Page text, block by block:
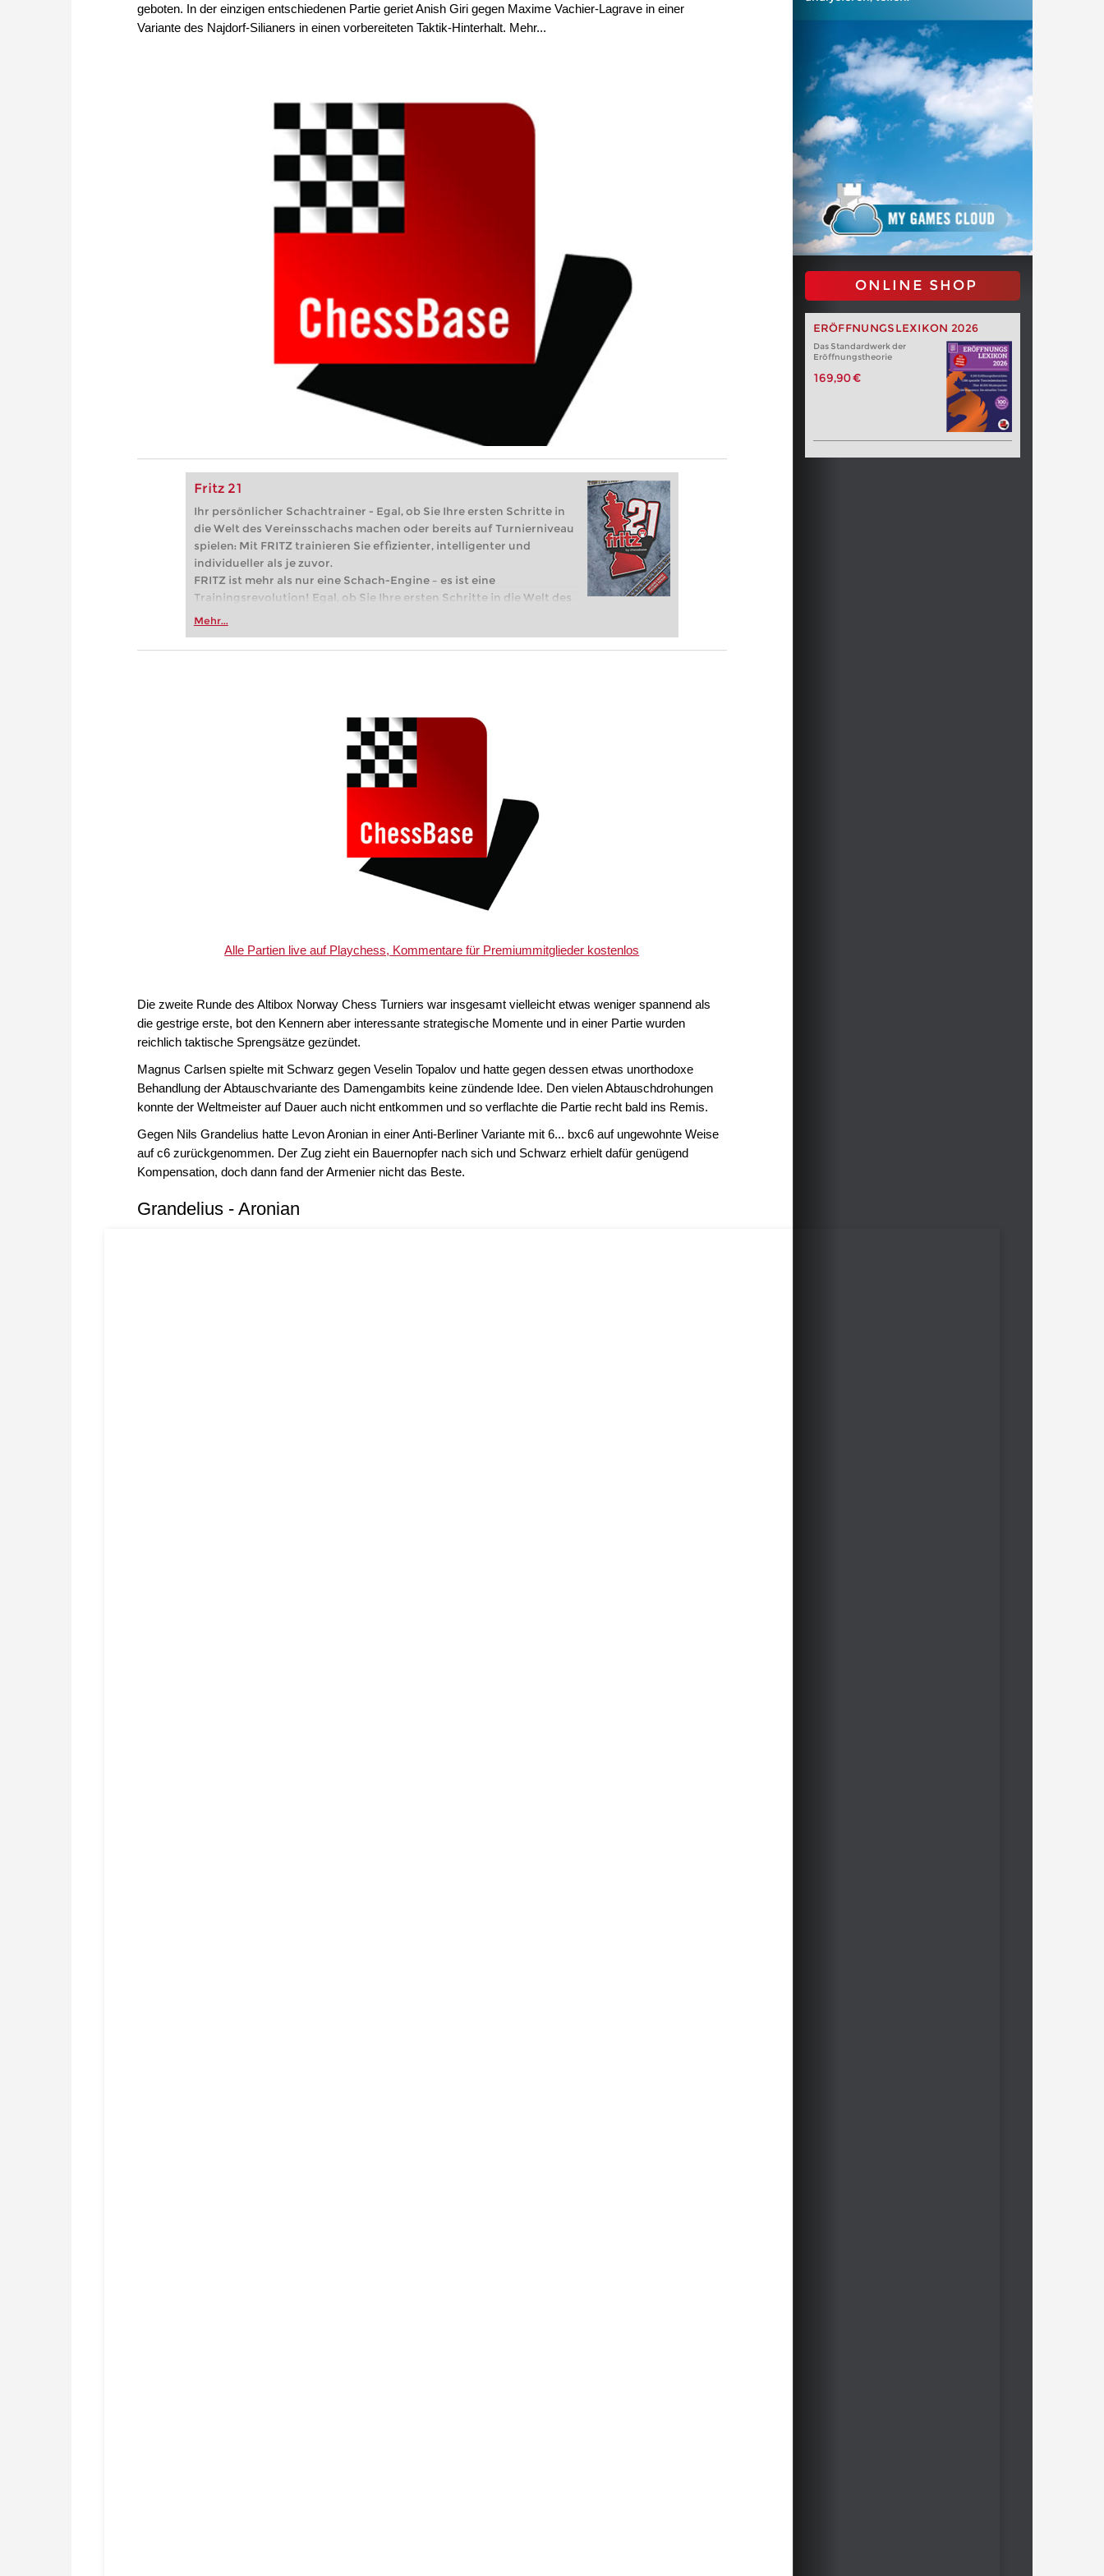
geboten. In der einzigen entschiedenen Partie geriet Anish Giri gegen Maxime Vachier-Lagrave in einer
Variante des Najdorf-Silianers in einen vorbereiteten Taktik-Hinterhalt. Mehr...
Fritz 21
Ihr persönlicher Schachtrainer - Egal, ob Sie Ihre ersten Schritte in
die Welt des Vereinsschachs machen oder bereits auf Turnierniveau
spielen: Mit FRITZ trainieren Sie effizienter, intelligenter und
individueller als je zuvor.
FRITZ ist mehr als nur eine Schach-Engine – es ist eine
Trainingsrevolution! Egal, ob Sie Ihre ersten Schritte in die Welt des
Vereinsschachs machen oder bereits auf Turnierniveau spielen: Mit
zuvor.
Mehr...
ONLINE SHOP
ERÖFFNUNGSLEXIKON 2026
Das Standardwerk der
Eröffnungstheorie
169,90 €
Alle Partien live auf Playchess, Kommentare für Premiummitglieder kostenlos
Die zweite Runde des Altibox Norway Chess Turniers war insgesamt vielleicht etwas weniger spannend als
die gestrige erste, bot den Kennern aber interessante strategische Momente und in einer Partie wurden
reichlich taktische Sprengsätze gezündet.
Magnus Carlsen spielte mit Schwarz gegen Veselin Topalov und hatte gegen dessen etwas unorthodoxe
Behandlung der Abtauschvariante des Damengambits keine zündende Idee. Den vielen Abtauschdrohungen
konnte der Weltmeister auf Dauer auch nicht entkommen und so verflachte die Partie recht bald ins Remis.
Gegen Nils Grandelius hatte Levon Aronian in einer Anti-Berliner Variante mit 6... bxc6 auf ungewohnte Weise
auf c6 zurückgenommen. Der Zug zieht ein Bauernopfer nach sich und Schwarz erhielt dafür genügend
Kompensation, doch dann fand der Armenier nicht das Beste.
Grandelius - Aronian